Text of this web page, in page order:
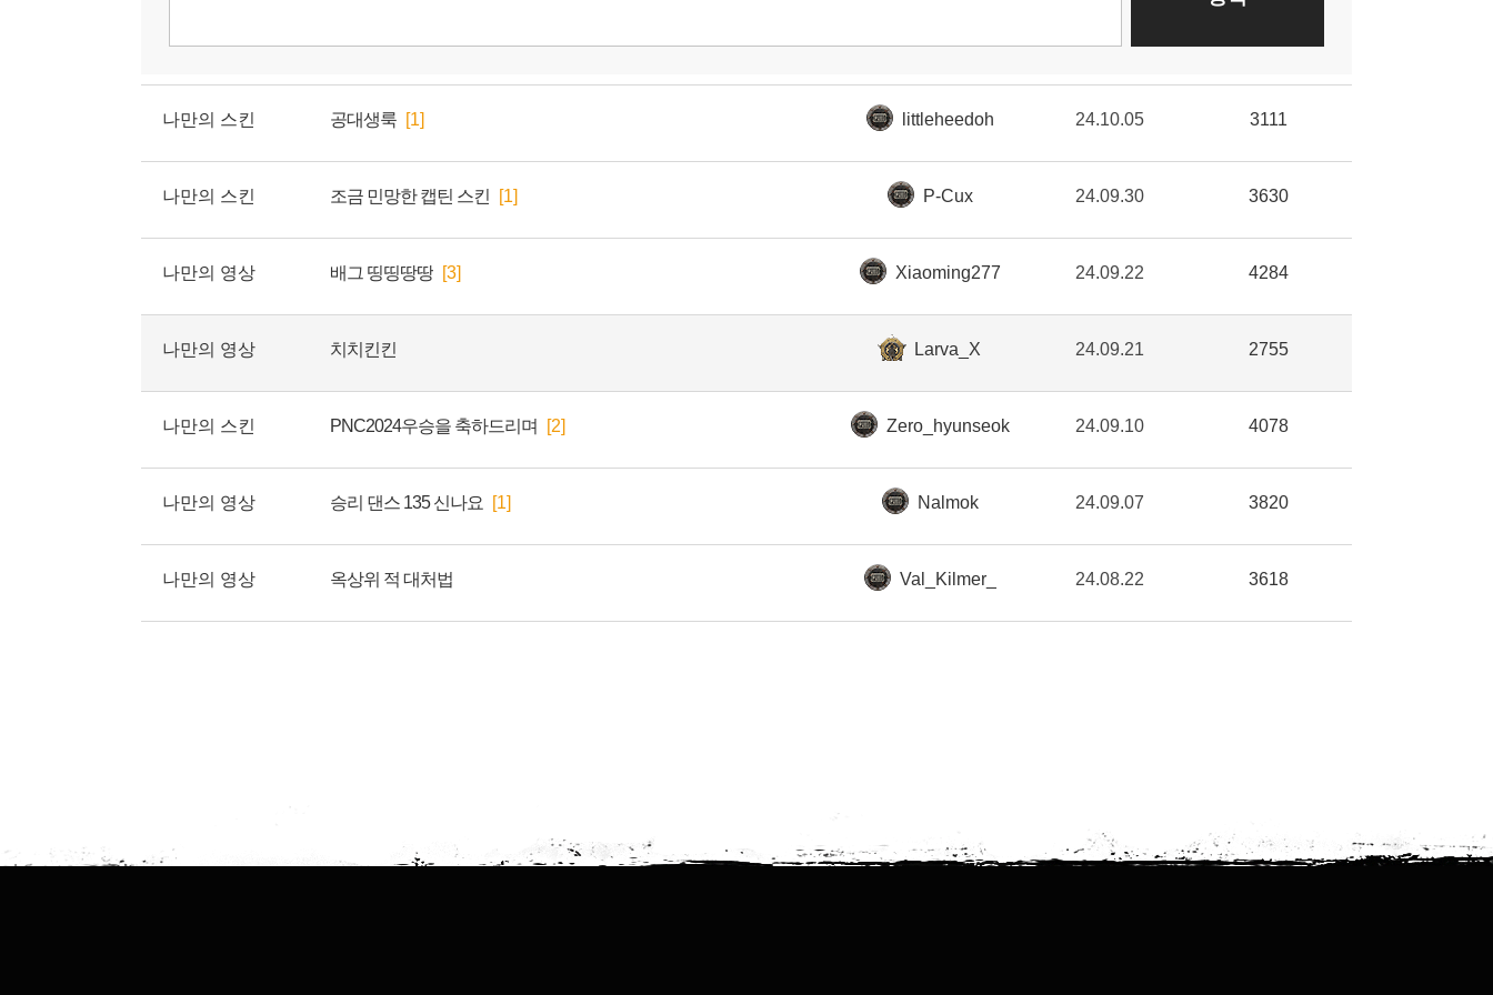
나만의 스킨 공대생룩 [1] littleheedoh 24.10.05 3111
나만의 스킨 조금 민망한 캡틴 스킨 [1] P-Cux 24.09.30 3630
나만의 영상 배그 띵띵땅땅 [3] Xiaoming277 24.09.22 4284
나만의 영상 치치킨킨 Larva_X 24.09.21 2755
나만의 스킨 PNC2024우승을 축하드리며 [2] Zero_hyunseok 24.09.10 4078
나만의 영상 승리 댄스 135 신나요 [1] Nalmok 24.09.07 3820
나만의 영상 옥상위 적 대처법 Val_Kilmer_ 24.08.22 3618